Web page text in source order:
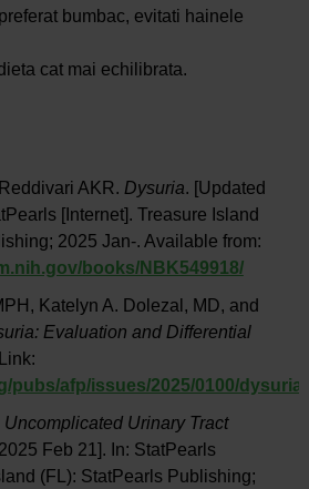
bumbac, evitati hainele
cat mai echilibrata.
AKR. Dysuria. [Updated
[Internet]. Treasure Island
2025 Jan-. Available from:
books/NBK549918/
Katelyn A. Dolezal, MD, and
Evaluation and Differential
pubs/afp/issues/2025/0100/
Uncomplicated Urinary Tract
Feb 21]. In: StatPearls
(FL): StatPearls Publishing;